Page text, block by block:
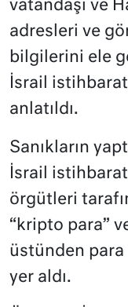
vatandaşı ve
adresleri ve
bilgilerini ele
İsrail
anlatıldı.
Sanıkların
İsrail
örgütleri
“kripto para”
üstünden para
yer aldı.